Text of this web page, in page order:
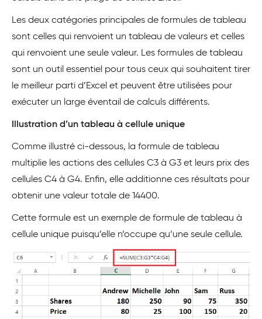
Les deux catégories principales de formules de tableau
sont celles qui renvoient un tableau de valeurs et celles
qui renvoient une seule valeur. Les formules de tableau
sont un outil essentiel pour tous ceux qui souhaitent tirer
le meilleur parti d’Excel et peuvent être utilisées pour
exécuter un large éventail de calculs différents.
Illustration d’un tableau à cellule unique
Comme illustré ci-dessous, la formule de tableau
multiplie les actions des cellules C3 à G3 et leurs prix des
cellules C4 à G4. Enfin, elle additionne ces résultats pour
obtenir une valeur totale de 14400.
Cette formule est un exemple de formule de tableau à
cellule unique puisqu’elle n’occupe qu’une seule cellule.